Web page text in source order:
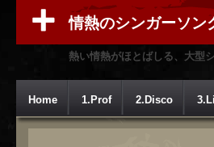
情熱のシンガーソン
熱い情熱がほとばしる、大型
Home 1.Prof 2.Disco